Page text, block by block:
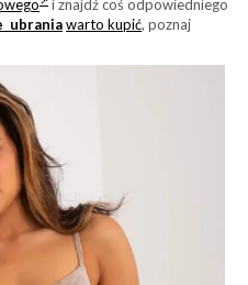
i znajdź coś odpowiedniego
ubraniawarto kupić, poznaj